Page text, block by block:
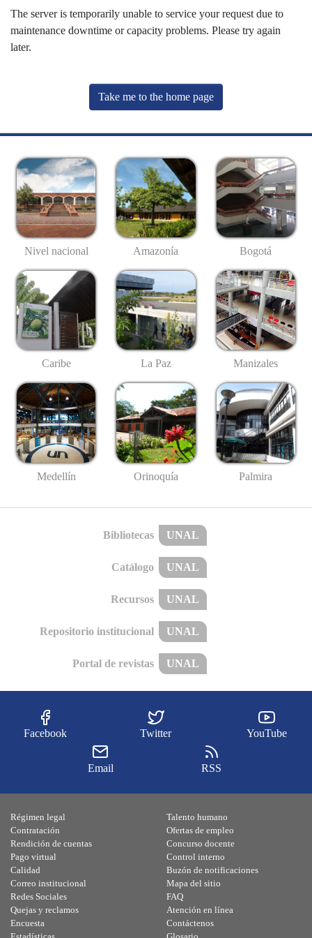
The server is temporarily unable to service your request due to
maintenance downtime or capacity problems. Please try again
later.
Take me to the home page
Nivel nacional Amazonía Bogotá
Caribe La Paz Manizales
Medellín Orinoquía Palmira
Bibliotecas UNAL
Catálogo UNAL
Recursos UNAL
Repositorio institucional UNAL
Portal de revistas UNAL
Facebook Twitter YouTube
Email RSS
Régimen legal
Contratación
Rendición de cuentas
Pago virtual
Calidad
Talento humano
Ofertas de empleo
Concurso docente
Control interno
Buzón de notificaciones
Correo institucional
Redes Sociales
Quejas y reclamos
Encuesta
Mapa del sitio
FAQ
Atención en línea
Contáctenos